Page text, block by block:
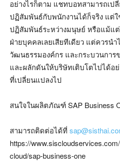
อย่างไรก็ตาม แชทบอทสามารถเป
ปฏิสัมพันธ์กับพนักงานได้ก็จริง แต่
ปฏิสัมพันธ์ระหว่างมนุษย์ หรือแม้แ
ฝ่ายบุคคลเลยเสียทีเดียว แต่ควรน
วัฒนธรรมองค์กร และกระบวนการ
และผลักดันให้บริษัทเติบโตไปได้อย่
ที่เปลี่ยนแปลงไป
สนใจในผลิตภัณฑ์ SAP Business
สามารถติดต่อได้ที่
https://
cloud/sap-business-one